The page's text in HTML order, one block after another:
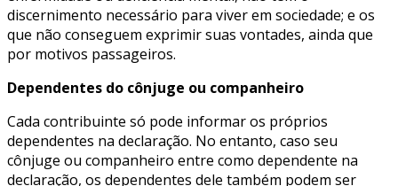
discernimento necessário para viver em sociedade; e os
que não conseguem exprimir suas vontades, ainda que
por motivos passageiros.
Dependentes do cônjuge ou companheiro
Cada contribuinte só pode informar os próprios
dependentes na declaração. No entanto, caso seu
cônjuge ou companheiro entre como dependente na
declaração, os dependentes dele também podem ser